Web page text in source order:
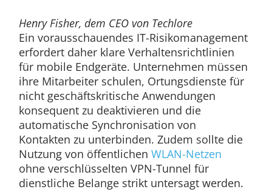
Henry Fisher, dem CEO von Techlore
Ein vorausschauendes IT-Risikomanagement
erfordert daher klare Verhaltensrichtlinien
für mobile Endgeräte. Unternehmen müssen
ihre Mitarbeiter schulen, Ortungsdienste für
nicht geschäftskritische Anwendungen
konsequent zu deaktivieren und die
automatische Synchronisation von
Kontakten zu unterbinden. Zudem sollte die
Nutzung von öffentlichen WLAN-Netzen
ohne verschlüsselten VPN-Tunnel für
dienstliche Belange strikt untersagt werden.